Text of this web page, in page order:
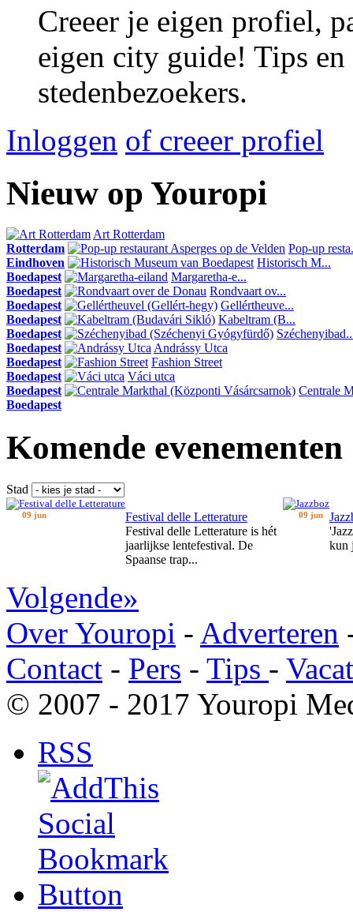
Creeer je eigen profiel,
eigen city guide! Tips
stedenbezoekers.
Inloggen of creeer profiel
Nieuw op Youropi
Art Rotterdam
Rotterdam
Pop-up
Eindhoven
Historisch M...
Boedapest
Margaretha-e...
Boedapest
Rondvaart ov...
Boedapest
Gellértheuve...
Boedapest
Kabeltram (B...
Boedapest
Boedapest
Andrássy Utca
Boedapest
Fashion Street
Boedapest
Váci utca
Boedapest
Centrale
Boedapest
Komende evenementen
Stad
09 jun
Festival delle Letterature
Festival delle Letterature is hét
jaarlijkse lentefestival. De
Spaanse trap...
09 jun
kun
Volgende»
Over Youropi - Adverteren
Contact - Pers - Tips -
© 2007 - 2017 Youropi
RSS